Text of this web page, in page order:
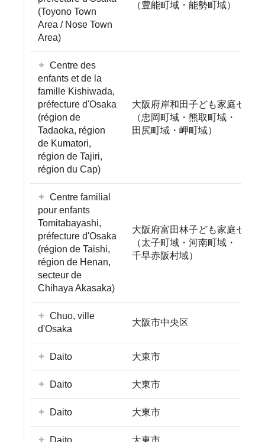
(Toyono Town
Area / Nose Town
Area)
（豊能町域・能勢町域）
Centre des
enfants et de la
famille Kishiwada,
préfecture d'Osaka
(région de
Tadaoka, région
de Kumatori,
région de Tajiri,
région du Cap)
大阪府岸和田子ども家庭セン
（忠岡町域・熊取町域・
田尻町域・岬町域）
Centre familial
pour enfants
Tomitabayashi,
préfecture d'Osaka
(région de Taishi,
région de Henan,
secteur de
Chihaya Akasaka)
大阪府富田林子ども家庭セン
（太子町域・河南町域・
千早赤阪村域）
Chuo, ville
d'Osaka
大阪市中央区
Daito 大東市
Daito 大東市
Daito 大東市
Daito 大東市